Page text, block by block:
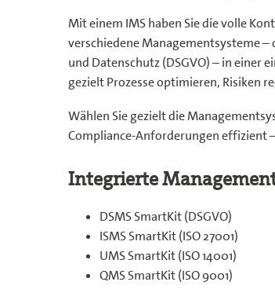
Mit einem IMS haben Sie die volle
verschiedene Managementsysteme
und Datenschutz (DSGVO) – in einer
gezielt Prozesse optimieren, Risiken
Wählen Sie gezielt die
Compliance-Anforderungen effizient
Integrierte
DSMS SmartKit (DSGVO)
ISMS SmartKit (ISO 27001)
UMS SmartKit (ISO 14001)
QMS SmartKit (ISO 9001)